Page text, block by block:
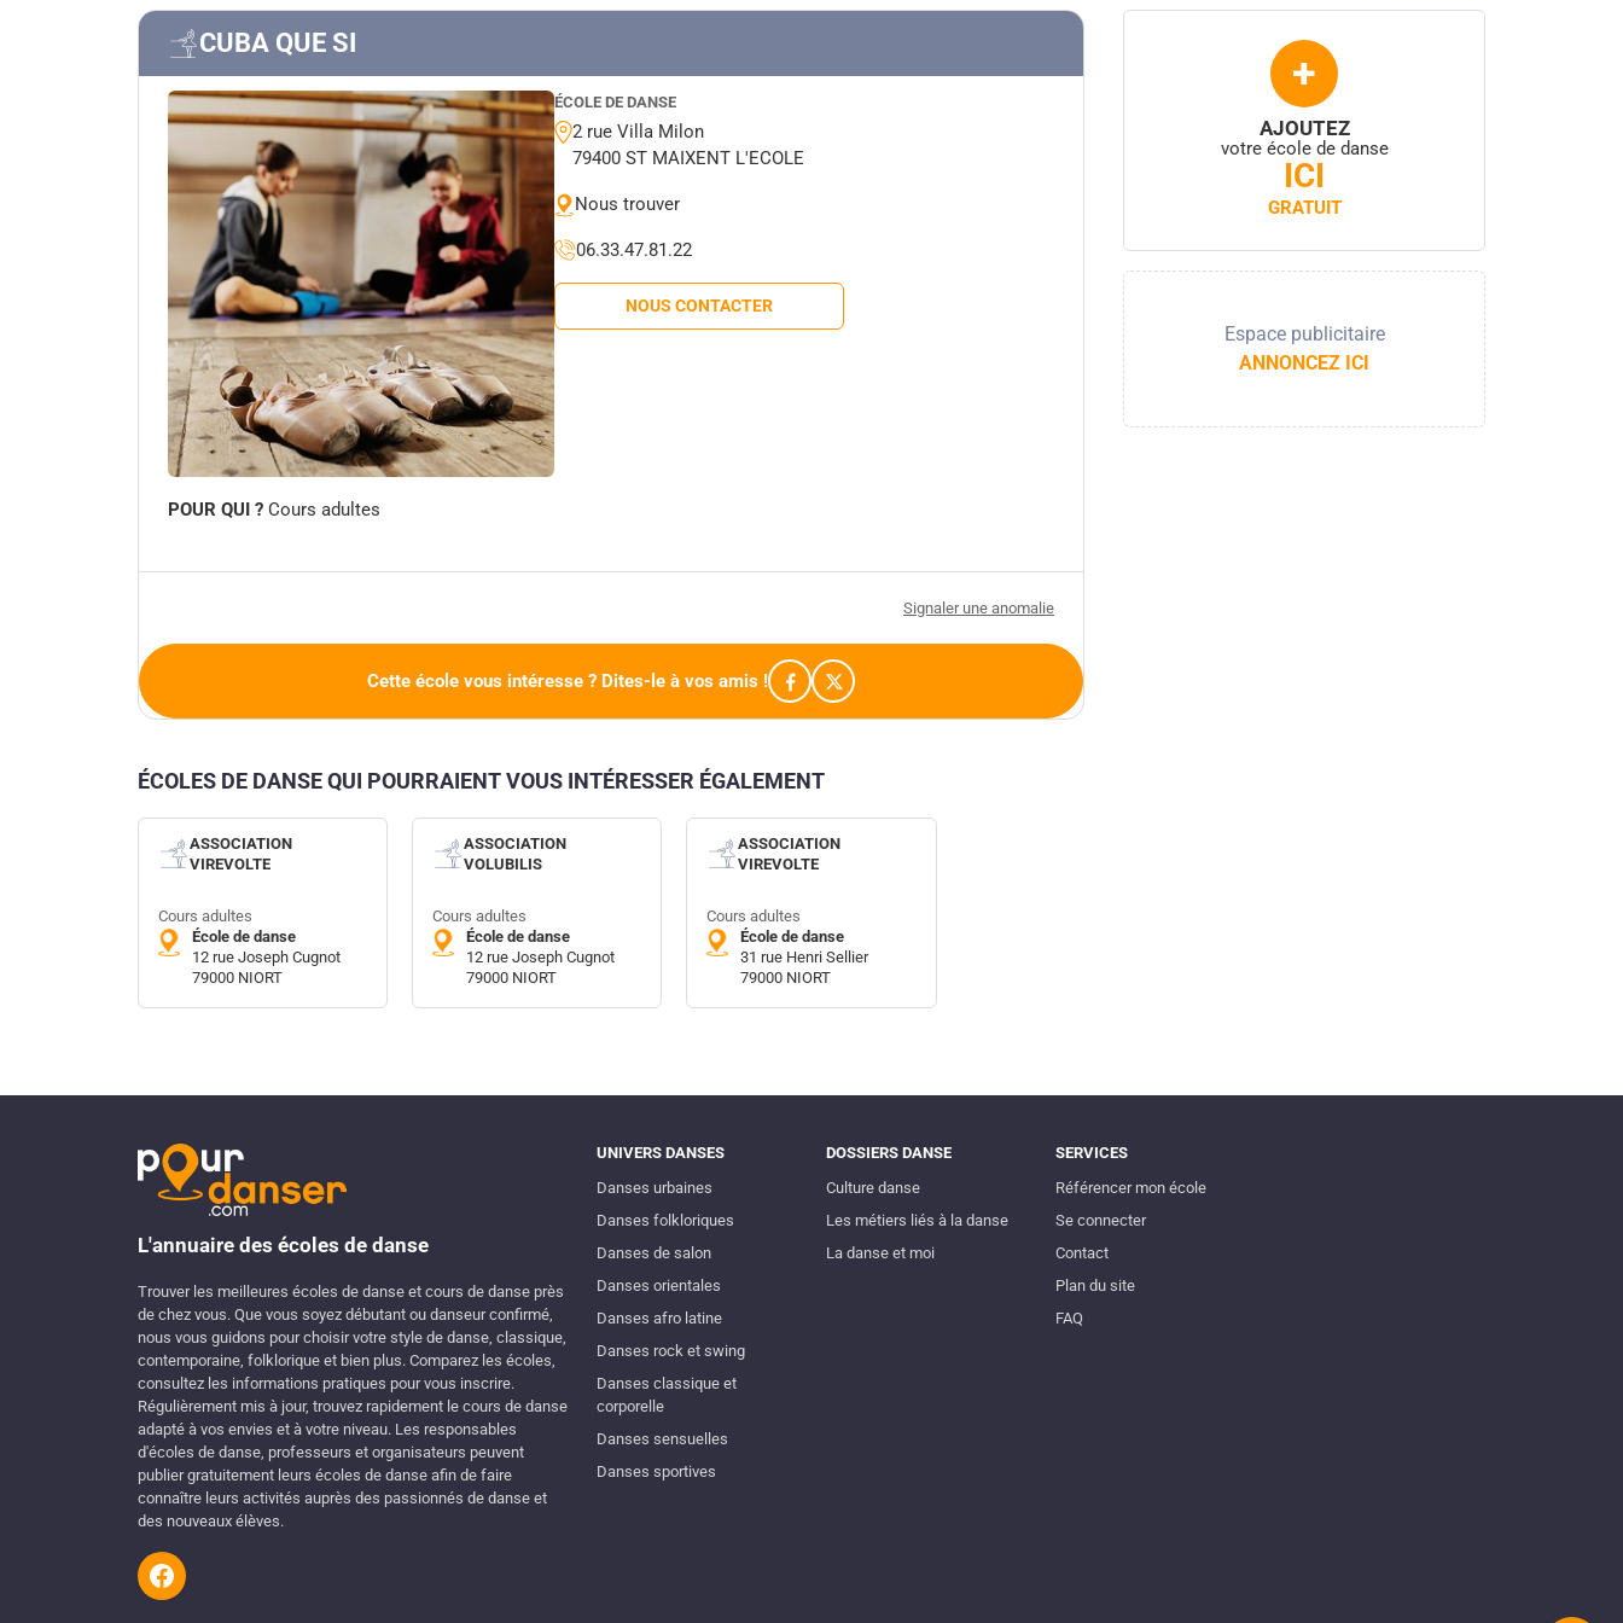
CUBA QUE SI
ÉCOLE DE DANSE
2 rue Villa Milon
79400 ST MAIXENT L'ECOLE
Nous trouver
06.33.47.81.22
NOUS CONTACTER
POUR QUI ? Cours adultes
Signaler une anomalie
Cette école vous intéresse ? Dites-le à vos amis !
+
AJOUTEZ
votre école de danse
ICI
GRATUIT
Espace publicitaire
ANNONCEZ ICI
ÉCOLES DE DANSE QUI POURRAIENT VOUS INTÉRESSER ÉGALEMENT
ASSOCIATION
VIREVOLTE
Cours adultes
École de danse
12 rue Joseph Cugnot
79000 NIORT
ASSOCIATION
VOLUBILIS
Cours adultes
École de danse
12 rue Joseph Cugnot
79000 NIORT
ASSOCIATION
VIREVOLTE
Cours adultes
École de danse
31 rue Henri Sellier
79000 NIORT
L'annuaire des écoles de danse
Trouver les meilleures écoles de danse et cours de danse près
de chez vous. Que vous soyez débutant ou danseur confirmé,
nous vous guidons pour choisir votre style de danse, classique,
contemporaine, folklorique et bien plus. Comparez les écoles,
consultez les informations pratiques pour vous inscrire.
Régulièrement mis à jour, trouvez rapidement le cours de danse
adapté à vos envies et à votre niveau. Les responsables
d'écoles de danse, professeurs et organisateurs peuvent
publier gratuitement leurs écoles de danse afin de faire
connaître leurs activités auprès des passionnés de danse et
des nouveaux élèves.
UNIVERS DANSES
Danses urbaines
Danses folkloriques
Danses de salon
Danses orientales
Danses afro latine
Danses rock et swing
Danses classique et
corporelle
Danses sensuelles
Danses sportives
DOSSIERS DANSE
Culture danse
Les métiers liés à la danse
La danse et moi
SERVICES
Référencer mon école
Se connecter
Contact
Plan du site
FAQ